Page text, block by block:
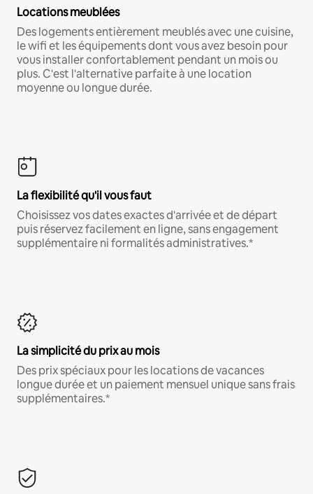
Locations meublées
Des logements entièrement meublés avec une cuisine,
le wifi et les équipements dont vous avez besoin pour
vous installer confortablement pendant un mois ou
plus. C'est l'alternative parfaite à une location
moyenne ou longue durée.
La flexibilité qu'il vous faut
Choisissez vos dates exactes d'arrivée et de départ
puis réservez facilement en ligne, sans engagement
supplémentaire ni formalités administratives.*
La simplicité du prix au mois
Des prix spéciaux pour les locations de vacances
longue durée et un paiement mensuel unique sans frais
supplémentaires.*